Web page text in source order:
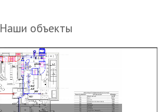
Наши объекты